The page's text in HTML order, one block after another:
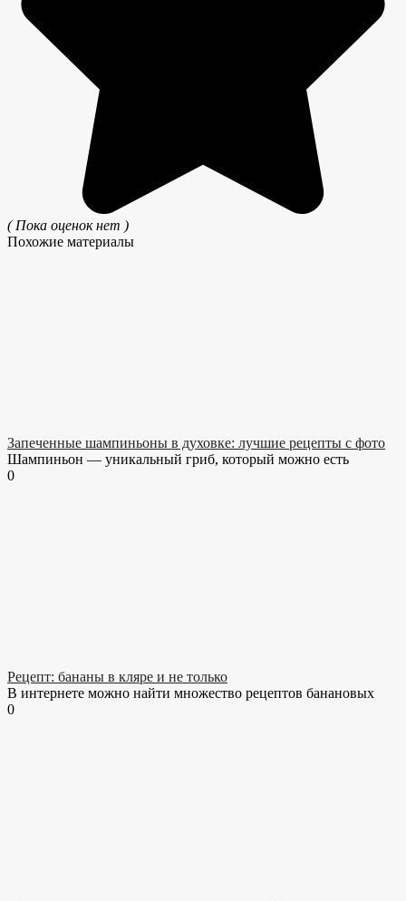
( Пока оценок нет )
Похожие материалы
Запеченные шампиньоны в духовке: лучшие рецепты с фото
Шампиньон — уникальный гриб, который можно есть
0
Рецепт: бананы в кляре и не только
В интернете можно найти множество рецептов банановых
0